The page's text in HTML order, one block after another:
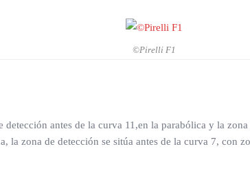
©Pirelli F1
antes de la curva 11,en la parabólica y la
la zona de detección se sitúa antes de la curva 7, con